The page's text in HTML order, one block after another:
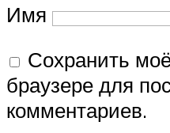
Имя
Сохранить
браузере для
комментариев.